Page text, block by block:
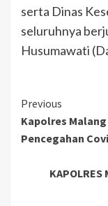
serta Dinas
seluruhnya
Husumawati
Previous
Kapolres
Pencegahan
KAPOLRES